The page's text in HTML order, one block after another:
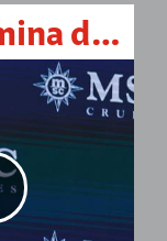
Rafael Cámara domina de punta a punta en Barcelona y logra su primera victoria en F2